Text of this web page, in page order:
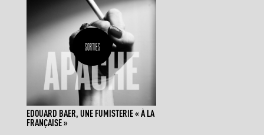
SORTIES
EDOUARD BAER, UNE FUMISTERIE « À LA
FRANÇAISE »